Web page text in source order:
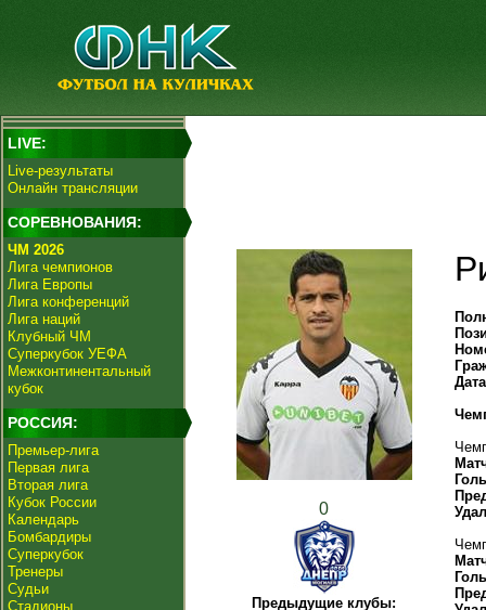
LIVE:
Live-результаты
Онлайн трансляции
СОРЕВНОВАНИЯ:
ЧМ 2026
Лига чемпионов
Лига Европы
Лига конференций
Лига наций
Клубный ЧМ
Суперкубок УЕФА
Межконтинентальный
кубок
РОССИЯ:
Премьер-лига
Первая лига
Вторая лига
Кубок России
Календарь
Бомбардиры
Суперкубок
Тренеры
Судьи
Стадионы
0
Предыдущие клубы: